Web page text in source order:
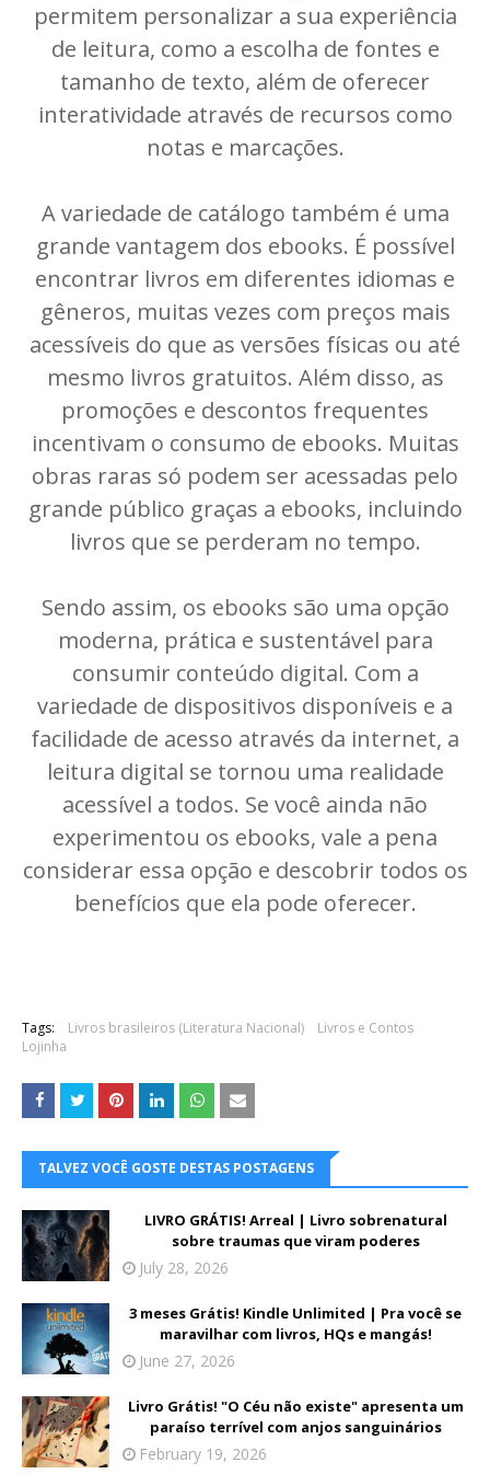
permitem personalizar a sua experiência
de leitura, como a escolha de fontes e
tamanho de texto, além de oferecer
interatividade através de recursos como
notas e marcações.
A variedade de catálogo também é uma
grande vantagem dos ebooks. É possível
encontrar livros em diferentes idiomas e
gêneros, muitas vezes com preços mais
acessíveis do que as versões físicas ou até
mesmo livros gratuitos. Além disso, as
promoções e descontos frequentes
incentivam o consumo de ebooks. Muitas
obras raras só podem ser acessadas pelo
grande público graças a ebooks, incluindo
livros que se perderam no tempo.
Sendo assim, os ebooks são uma opção
moderna, prática e sustentável para
consumir conteúdo digital. Com a
variedade de dispositivos disponíveis e a
facilidade de acesso através da internet, a
leitura digital se tornou uma realidade
acessível a todos. Se você ainda não
experimentou os ebooks, vale a pena
considerar essa opção e descobrir todos os
benefícios que ela pode oferecer.
Tags: Livros brasileiros (Literatura Nacional)
Livros e Contos
Lojinha
TALVEZ VOCÊ GOSTE DESTAS POSTAGENS
LIVRO GRÁTIS! Arreal | Livro sobrenatural
sobre traumas que viram poderes
July 28, 2026
3 meses Grátis! Kindle Unlimited | Pra você se
maravilhar com livros, HQs e mangás!
June 27, 2026
Livro Grátis! "O Céu não existe" apresenta um
paraíso terrível com anjos sanguinários
February 19, 2026